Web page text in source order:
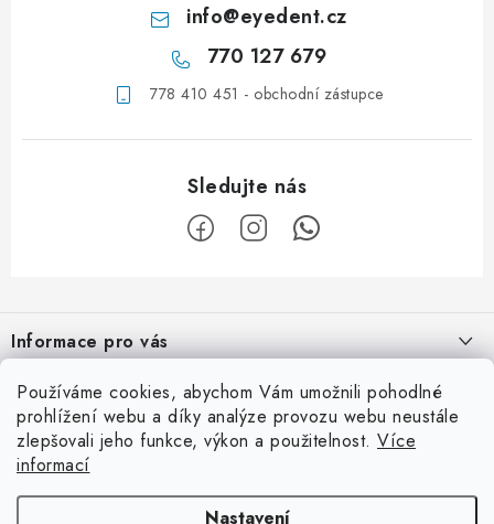
Používáme cookies, abychom Vám umožnili pohodlné
prohlížení webu a díky analýze provozu webu neustále
zlepšovali jeho funkce, výkon a použitelnost. Více
informací
Nastavení
info@eyedent.cz
770 127 679
778 410 451 - obchodní zástupce
pInformace pro vás
Obchodní podmínky
Podmínky ochrany osobních údajů
Kontaktní formulář
Užitečné info
Ordinace
Kontaktní adresa
eyedent, s.r.o.